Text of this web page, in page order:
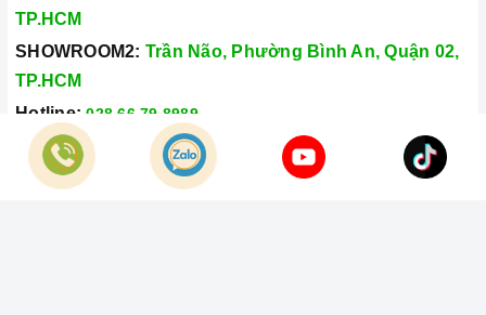
TP.HCM
SHOWROOM2: Trần Não, Phường Bình An, Quận 02,
TP.HCM
Hotline: 028.66.79.8989
Khiếu nại: 0933.800.899